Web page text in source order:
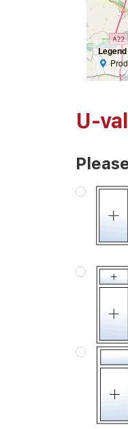
Legend
U-